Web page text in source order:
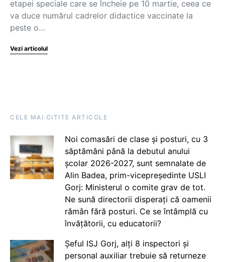
etapei speciale care se încheie pe 10 martie, ceea ce
va duce numărul cadrelor didactice vaccinate la
peste o…
Vezi articolul
CELE MAI CITITE ARTICOLE
Noi comasări de clase și posturi, cu 3
săptămâni până la debutul anului
școlar 2026-2027, sunt semnalate de
Alin Badea, prim-vicepreședinte USLI
Gorj: Ministerul o comite grav de tot.
Ne sună directorii disperați că oamenii
rămân fără posturi. Ce se întâmplă cu
învățătorii, cu educatorii?
Șeful ISJ Gorj, alți 8 inspectori și
personal auxiliar trebuie să returneze